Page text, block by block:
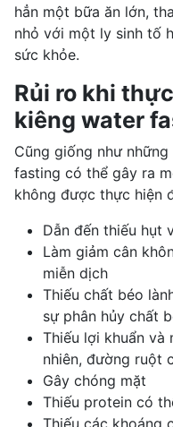
hẳn một bữa ăn lớn,
nhỏ với một ly sinh tố
sức khỏe.
Rủi ro khi
kiêng water
Cũng giống như những
fasting có thể gây ra
không được thực hiện
Dẫn đến thiếu hụt
Làm giảm cân
miễn dịch
Thiếu chất béo
sự phân hủy chất
Thiếu lợi khuẩn và
nhiên, đường ruột
Gây chóng mặt
Thiếu protein có
Thiếu các khoáng